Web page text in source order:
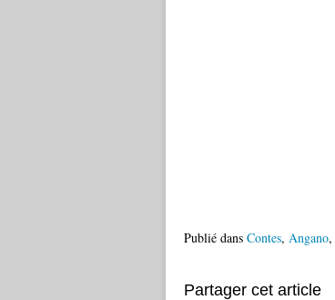
Publié dans Contes, Angano,
Partager cet article